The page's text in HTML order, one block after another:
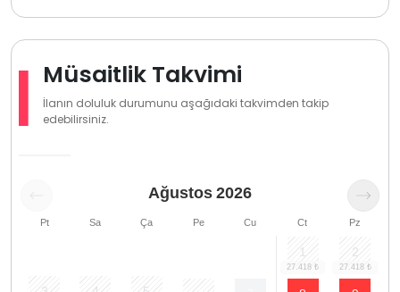
Müsaitlik Takvimi
İlanın doluluk durumunu aşağıdaki takvimden takip
edebilirsiniz.
Ağustos 2026
Pt Sa Ça Pe Cu Ct Pz
1 2